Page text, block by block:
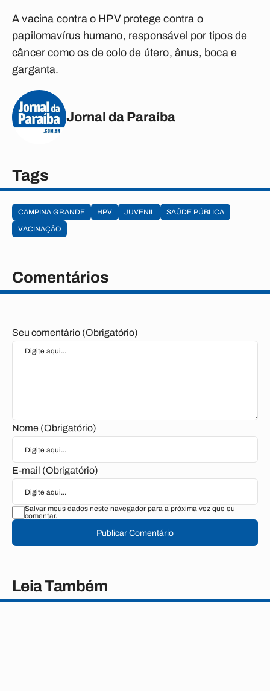
A vacina contra o HPV protege contra o
papilomavírus humano, responsável por tipos de
câncer como os de colo de útero, ânus, boca e
garganta.
Jornal da Paraíba
Tags
CAMPINA GRANDE HPV JUVENIL
SAÚDE PÚBLICA
VACINAÇÃO
Comentários
Seu comentário (Obrigatório)
Nome (Obrigatório)
E-mail (Obrigatório)
Salvar meus dados neste navegador para a próxima vez que eu
comentar.
Publicar Comentário
Leia Também